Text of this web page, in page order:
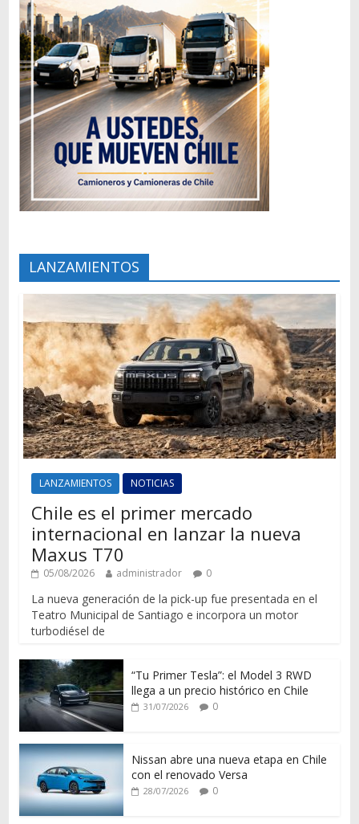
LANZAMIENTOS
LANZAMIENTOS NOTICIAS
Chile es el primer mercado
internacional en lanzar la nueva
Maxus T70
05/08/2026 administrador 0
La nueva generación de la pick-up fue presentada en el
Teatro Municipal de Santiago e incorpora un motor
turbodiésel de
“Tu Primer Tesla”: el Model 3 RWD
llega a un precio histórico en Chile
31/07/2026 0
Nissan abre una nueva etapa en Chile
con el renovado Versa
28/07/2026 0